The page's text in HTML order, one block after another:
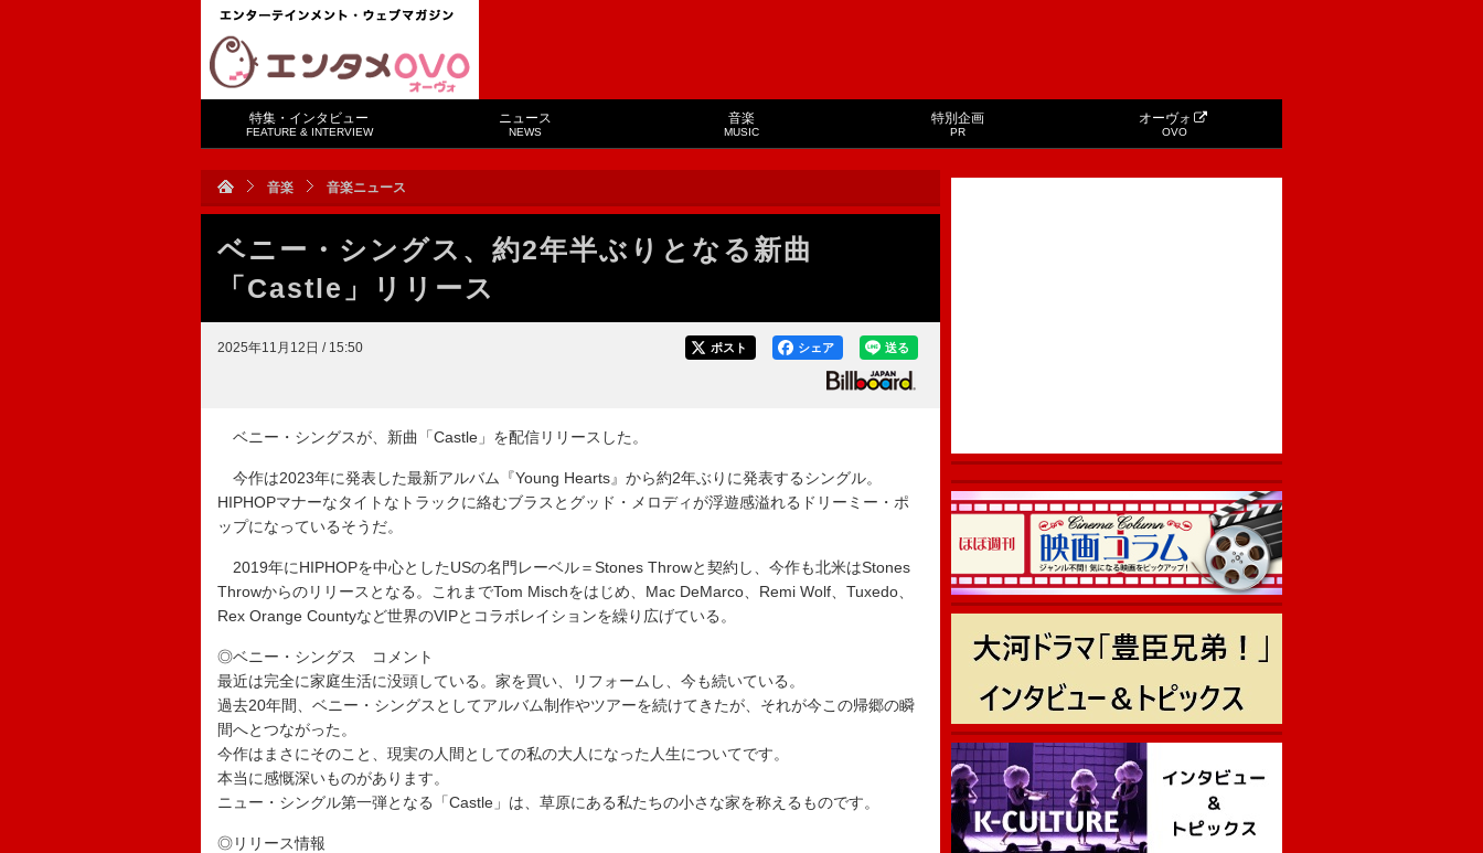
特集・インタビュー
FEATURE & INTERVIEW
ニュース
NEWS
音楽
MUSIC
特別企画
PR
オーヴォ
OVO
音楽 音楽ニュース
ベニー・シングス、約2年半ぶりとなる新曲
「Castle」リリース
2025年11月12日 / 15:50 送る
シェア
ポスト
ベニー・シングスが、新曲「Castle」を配信リリースした。
今作は2023年に発表した最新アルバム『Young Hearts』から約2年ぶりに発表するシングル。
HIPHOPマナーなタイトなトラックに絡むブラスとグッド・メロディが浮遊感溢れるドリーミー・ポ
ップになっているそうだ。
2019年にHIPHOPを中心としたUSの名門レーベル＝Stones Throwと契約し、今作も北米はStones
Throwからのリリースとなる。これまでTom Mischをはじめ、Mac DeMarco、Remi Wolf、Tuxedo、
Rex Orange Countyなど世界のVIPとコラボレイションを繰り広げている。
◎ベニー・シングス コメント
最近は完全に家庭生活に没頭している。家を買い、リフォームし、今も続いている。
過去20年間、ベニー・シングスとしてアルバム制作やツアーを続けてきたが、それが今この帰郷の瞬
間へとつながった。
今作はまさにそのこと、現実の人間としての私の大人になった人生についてです。
本当に感慨深いものがあります。
ニュー・シングル第一弾となる「Castle」は、草原にある私たちの小さな家を称えるものです。
◎リリース情報